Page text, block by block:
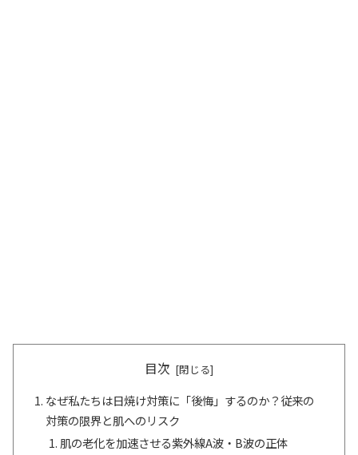
目次
なぜ私たちは日焼け対策に「後悔」するのか？従来の
対策の限界と肌へのリスク
肌の老化を加速させる紫外線A波・B波の正体